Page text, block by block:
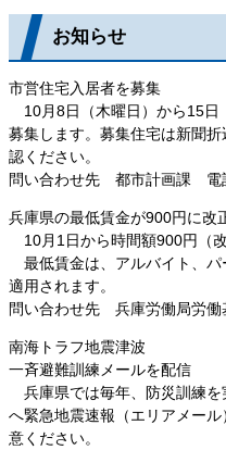
お知らせ
市営住宅入居者を募集
10月8日（木曜日）から15日
募集します。募集住宅は新聞
認ください。
問い合わせ先 都市計画課 電
兵庫県の最低賃金が900円に改
10月1日から時間額900円（
最低賃金は、アルバイト、パ
適用されます。
問い合わせ先 兵庫労働局労
南海トラフ地震津波
一斉避難訓練メールを配信
兵庫県では毎年、防災訓練を
へ緊急地震速報（エリアメー
意ください。